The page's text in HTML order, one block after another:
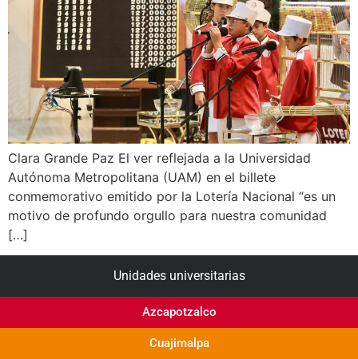
Clara Grande Paz El ver reflejada a la Universidad
Autónoma Metropolitana (UAM) en el billete
conmemorativo emitido por la Lotería Nacional “es un
motivo de profundo orgullo para nuestra comunidad
[…]
Unidades universitarias
Azcapotzalco
Cuajimalpa